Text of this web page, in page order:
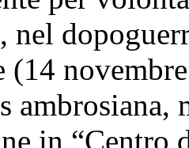
nel
(14
in “Centro